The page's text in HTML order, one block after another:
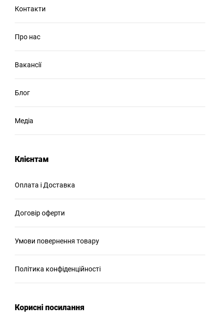
Контакти
Про нас
Вакансії
Блог
Медіа
Клієнтам
Оплата і Доставка
Договір оферти
Умови повернення товару
Політика конфіденційності
Корисні посилання